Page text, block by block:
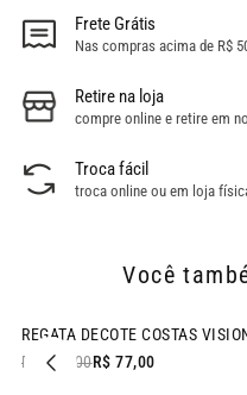
Frete Grátis
Nas compras acima de R$
Retire na loja
compre online e retire em
Troca fácil
troca online ou em loja
Você
- 54% OFF
REGATA DECOTE COSTAS
R$ 167,00R$ 77,00